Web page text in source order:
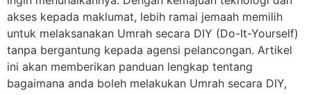
akses kepada maklumat, lebih ramai jemaah memilih
untuk melaksanakan Umrah secara DIY (Do-It-Yourself)
tanpa bergantung kepada agensi pelancongan. Artikel
ini akan memberikan panduan lengkap tentang
bagaimana anda boleh melakukan Umrah secara DIY,